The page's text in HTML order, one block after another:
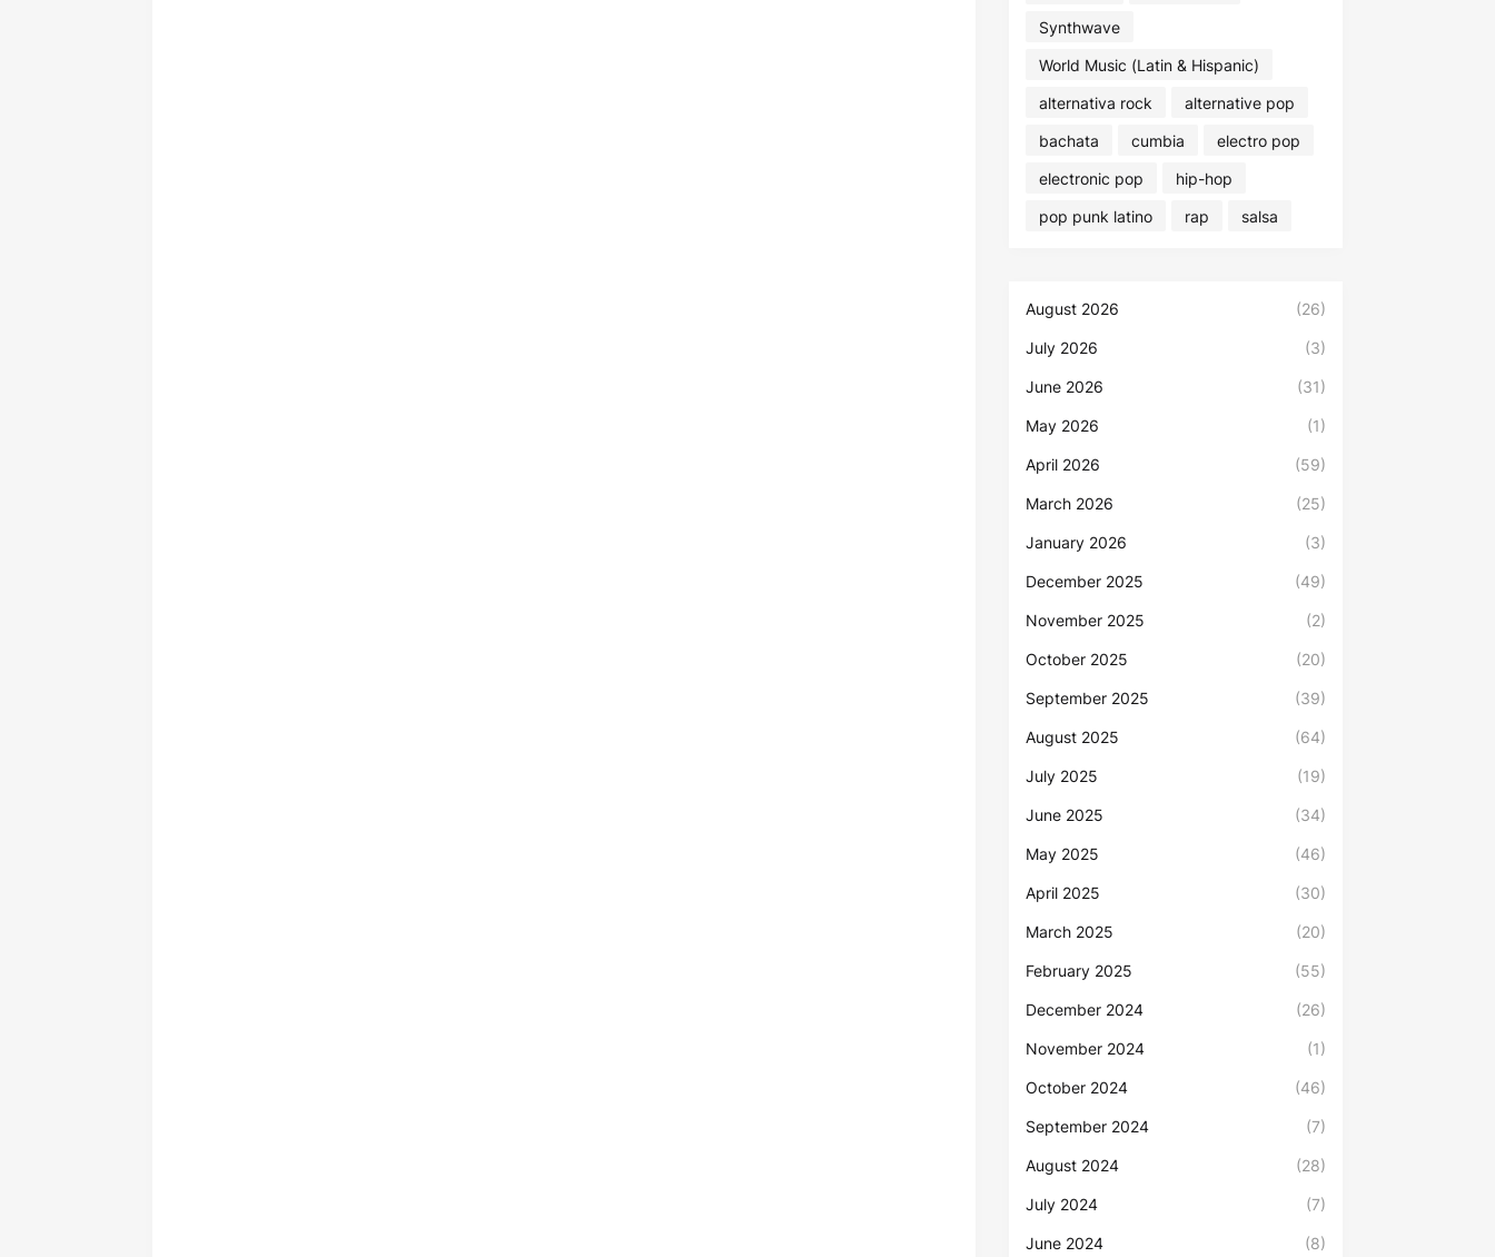
Synthwave
World Music (Latin & Hispanic)
alternativa rock
alternative pop
bachata
cumbia
electro pop
electronic pop
hip-hop
pop punk latino
rap salsa
August 2026 (26)
July 2026 (3)
June 2026 (31)
May 2026 (1)
April 2026 (59)
March 2026 (25)
January 2026 (3)
December 2025 (49)
November 2025 (2)
October 2025 (20)
September 2025 (39)
August 2025 (64)
July 2025 (19)
June 2025 (34)
May 2025 (46)
April 2025 (30)
March 2025 (20)
February 2025 (55)
December 2024 (26)
November 2024 (1)
October 2024 (46)
September 2024 (7)
August 2024 (28)
July 2024 (7)
June 2024 (8)